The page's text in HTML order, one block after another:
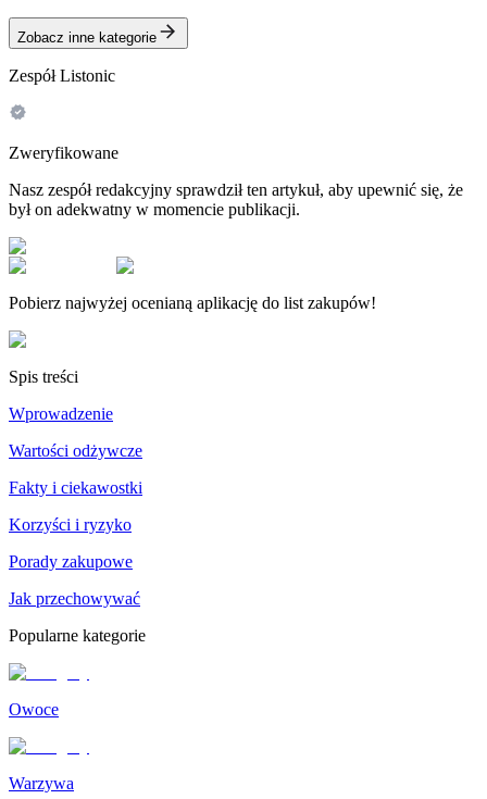
Zobacz inne kategorie
Zespół Listonic
Zweryfikowane
Nasz zespół redakcyjny sprawdził ten artykuł, aby upewnić się, że
był on adekwatny w momencie publikacji.
Pobierz najwyżej ocenianą aplikację do list zakupów!
Spis treści
Wprowadzenie
Wartości odżywcze
Fakty i ciekawostki
Korzyści i ryzyko
Porady zakupowe
Jak przechowywać
Popularne kategorie
Owoce
Warzywa